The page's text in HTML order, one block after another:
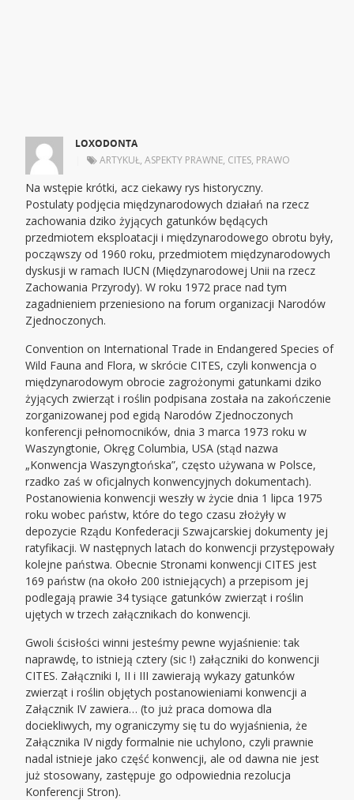
LOXODONTA
ARTYKUŁ,ASPEKTY PRAWNE, CITES, PRAWO
Na wstępie krótki, acz ciekawy rys historyczny.
Postulaty podjęcia międzynarodowych działań na rzecz
zachowania dziko żyjących gatunków będących
przedmiotem eksploatacji i międzynarodowego obrotu były,
począwszy od 1960 roku, przedmiotem międzynarodowych
dyskusji w ramach IUCN (Międzynarodowej Unii na rzecz
Zachowania Przyrody). W roku 1972 prace nad tym
zagadnieniem przeniesiono na forum organizacji Narodów
Zjednoczonych.
Convention on International Trade in Endangered Species of
Wild Fauna and Flora, w skrócie CITES, czyli konwencja o
międzynarodowym obrocie zagrożonymi gatunkami dziko
żyjących zwierząt i roślin podpisana została na zakończenie
zorganizowanej pod egidą Narodów Zjednoczonych
konferencji pełnomocników, dnia 3 marca 1973 roku w
Waszyngtonie, Okręg Columbia, USA (stąd nazwa
„Konwencja Waszyngtońska”, często używana w Polsce,
rzadko zaś w oficjalnych konwencyjnych dokumentach).
Postanowienia konwencji weszły w życie dnia 1 lipca 1975
roku wobec państw, które do tego czasu złożyły w
depozycie Rządu Konfederacji Szwajcarskiej dokumenty jej
ratyfikacji. W następnych latach do konwencji przystępowały
kolejne państwa. Obecnie Stronami konwencji CITES jest
169 państw (na około 200 istniejących) a przepisom jej
podlegają prawie 34 tysiące gatunków zwierząt i roślin
ujętych w trzech załącznikach do konwencji.
Gwoli ścisłości winni jesteśmy pewne wyjaśnienie: tak
naprawdę, to istnieją cztery (sic !) załączniki do konwencji
CITES. Załączniki I, II i III zawierają wykazy gatunków
zwierząt i roślin objętych postanowieniami konwencji a
Załącznik IV zawiera… (to już praca domowa dla
dociekliwych, my ograniczymy się tu do wyjaśnienia, że
Załącznika IV nigdy formalnie nie uchylono, czyli prawnie
nadal istnieje jako część konwencji, ale od dawna nie jest
już stosowany, zastępuje go odpowiednia rezolucja
Konferencji Stron).